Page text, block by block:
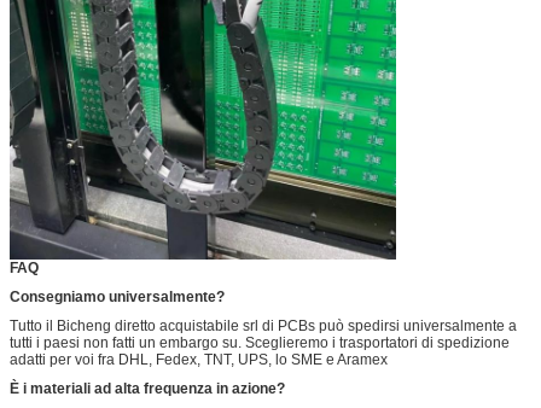
FAQ
Consegniamo universalmente?
Tutto il Bicheng diretto acquistabile srl di PCBs può spedirsi universalmente a
tutti i paesi non fatti un embargo su. Sceglieremo i trasportatori di spedizione
adatti per voi fra DHL, Fedex, TNT, UPS, lo SME e Aramex
È i materiali ad alta frequenza in azione?